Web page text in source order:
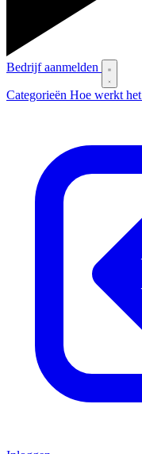
Bedrijf aanmelden
Categorieën Hoe werkt het